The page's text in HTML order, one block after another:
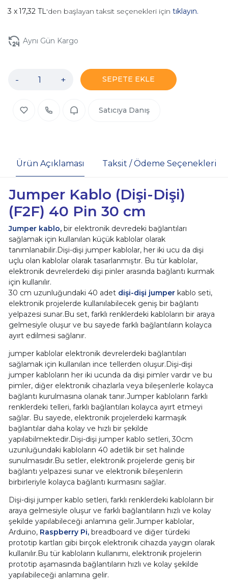
17,32 TL'den başlayan taksit seçenekleri için tıklayın.
Aynı Gün Kargo
- + SEPETE EKLE
Satıcıya Danış
Ürün Açıklaması Taksit / Ödeme Seçenekleri
Jumper Kablo (Dişi-Dişi)
(F2F) 40 Pin 30 cm
Jumper kablo,bir elektronik devredeki bağlantıları
sağlamak için kullanılan küçük kablolar olarak
tanımlanabilir.Dişi-dişi jumper kablolar, her iki ucu da dişi
uçlu olan kablolar olarak tasarlanmıştır. Bu tür kablolar,
elektronik devrelerdeki dişi pinler arasında bağlantı kurmak
için kullanılır.
30 cm uzunluğundaki 40 adet dişi-dişi jumperkablo seti,
elektronik projelerde kullanılabilecek geniş bir bağlantı
yelpazesi sunar.Bu set, farklı renklerdeki kabloların bir araya
gelmesiyle oluşur ve bu sayede farklı bağlantıların kolayca
ayırt edilmesi sağlanır.
jumper kablolar elektronik devrelerdeki bağlantıları
sağlamak için kullanılan ince tellerden oluşur.Dişi-dişi
jumper kabloların her iki ucunda da dişi pimler vardır ve bu
pimler, diğer elektronik cihazlarla veya bileşenlerle kolayca
bağlantı kurulmasına olanak tanır.Jumper kabloların farklı
renklerdeki telleri, farklı bağlantıları kolayca ayırt etmeyi
sağlar. Bu sayede, elektronik projelerdeki karmaşık
bağlantılar daha kolay ve hızlı bir şekilde
yapılabilmektedir.Dişi-dişi jumper kablo setleri, 30cm
uzunluğundaki kabloların 40 adetlik bir set halinde
sunulmasıdır.Bu setler, elektronik projelerde geniş bir
bağlantı yelpazesi sunar ve elektronik bileşenlerin
birbirleriyle kolayca bağlantı kurmasını sağlar.
Dişi-dişi jumper kablo setleri, farklı renklerdeki kabloların bir
araya gelmesiyle oluşur ve farklı bağlantıların hızlı ve kolay
şekilde yapılabileceği anlamına gelir.Jumper kablolar,
Arduino, Raspberry Pi,breadboard ve diğer türdeki
prototip kartları gibi birçok elektronik cihazda yaygın olarak
kullanılır.Bu tür kabloların kullanımı, elektronik projelerin
prototip aşamasında bağlantıların hızlı ve kolay şekilde
yapılabileceği anlamına gelir.